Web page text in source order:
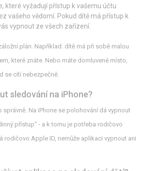
které vyžadují přístup k vašemu účtu
vašeho vědomí. Pokud dítě má přístup k
vypnout ze všech zařízení.
plán. Například: dítě má při sobě malou
které znáte. Nebo máte domluvené místo,
se cítí nebezpečně.
sledování na iPhone?
správně. Na iPhone se polohování dá vypnout
přístup“ - a k tomu je potřeba rodičovo
rodičovo Apple ID, nemůže aplikaci vypnout ani